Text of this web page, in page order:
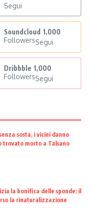
Segui
Soundcloud 1,000
FollowersSegui
Dribbble 1,000
FollowersSegui
sosta, i vicini danno
trovato morto a Talsano
la bonifica delle sponde: il
la rinaturalizzazione